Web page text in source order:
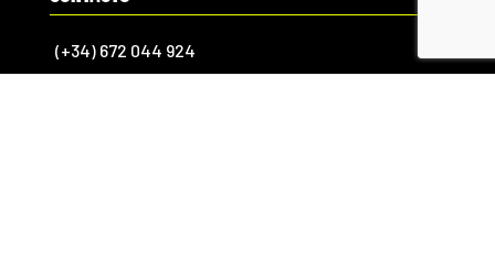
(+34) 672 044 924